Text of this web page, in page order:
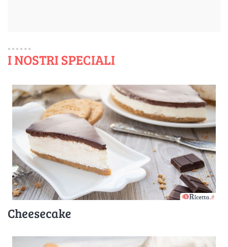
I NOSTRI SPECIALI
Cheesecake